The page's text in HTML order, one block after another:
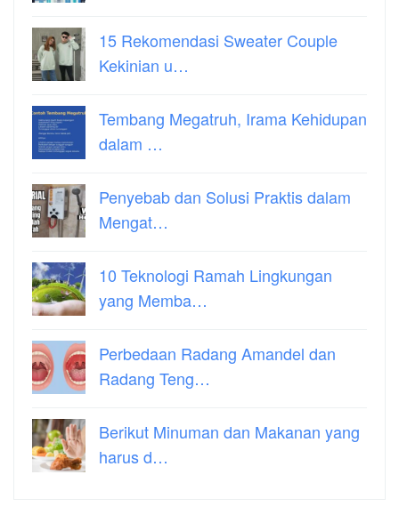
15 Rekomendasi Sweater Couple
Kekinian u…
Tembang Megatruh, Irama Kehidupan
dalam …
Penyebab dan Solusi Praktis dalam
Mengat…
10 Teknologi Ramah Lingkungan
yang Memba…
Perbedaan Radang Amandel dan
Radang Teng…
Berikut Minuman dan Makanan yang
harus d…